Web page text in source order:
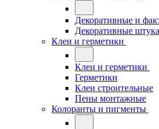
Декоративные и
Декоративные
Клеи и герметики
Клеи и герметики
Герметики
Клеи строительные
Пены монтажные
Колоранты и пигменты